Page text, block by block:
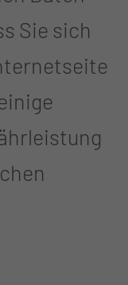
Sie sich